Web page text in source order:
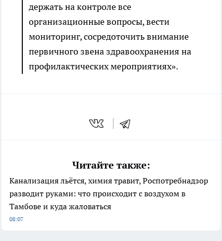
держать на контроле все
организационные вопросы, вести
мониторинг, сосредоточить внимание
первичного звена здравоохранения на
профилактических мероприятиях».
Читайте также:
Канализация льётся, химия травит, Роспотребнадзор
разводит руками: что происходит с воздухом в
Тамбове и куда жаловаться
08:07